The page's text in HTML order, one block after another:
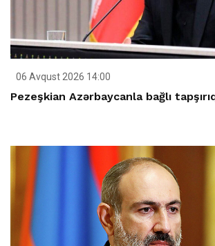
06 Avqust 2026 14:00
Pezeşkian Azərbaycanla bağlı